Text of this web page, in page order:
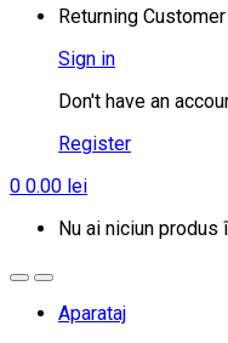
Returning Customer
Sign in
Don't have an
Register
0 0.00 lei
Nu ai niciun produs
Aparataj